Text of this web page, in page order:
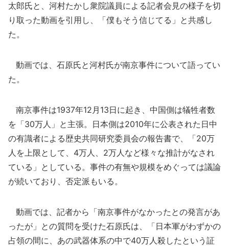
太郎氏と、河村たかし衆院議員による記者会見の様子を切
り取った動画を引用し、「僕もそう信じてる」と共感し
た。
動画では、石原氏と河村氏が南京事件について語ってい
た。
南京事件は1937年12月13日に起き、中国側は犠牲者数
を「30万人」と主張。日本側は2010年に公表された日中
の有識者による歴史共同研究委員会の報告書で、「20万
人を上限として、4万人、2万人など様々な推計がなされ
ている」としている。事件の有無や規模をめぐっては議論
が続いており、否定派もいる。
動画では、記者から「南京事件がなかったとの発言があ
ったが」との質問を受けた石原氏は、「日本軍がわずかの
占領の間に、あの武器体系の中で40万人殺したという証